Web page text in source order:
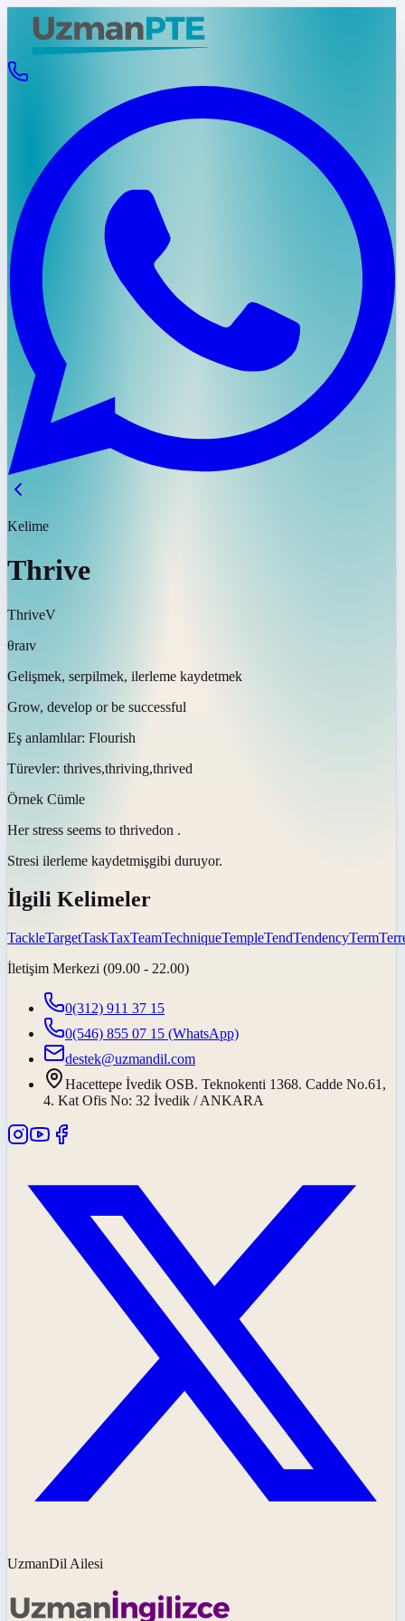
Kelime
Thrive
ThriveV
θraɪv
Gelişmek, serpilmek, ilerleme kaydetmek
Grow, develop or be successful
Eş anlamlılar: Flourish
Türevler: thrives,thriving,thrived
Örnek Cümle
Her stress seems to thrivedon .
Stresi ilerleme kaydetmişgibi duruyor.
İlgili Kelimeler
TackleTargetTaskTaxTeamTechniqueTempleTendTendencyTerm
İletişim Merkezi (09.00 - 22.00)
0(312) 911 37 15
0(546) 855 07 15 (WhatsApp)
destek@uzmandil.com
Hacettepe İvedik OSB. Teknokenti 1368. Cadde No.61,
4. Kat Ofis No: 32 İvedik / ANKARA
UzmanDil Ailesi